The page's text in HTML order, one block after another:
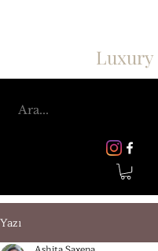
Luxury
Yazı